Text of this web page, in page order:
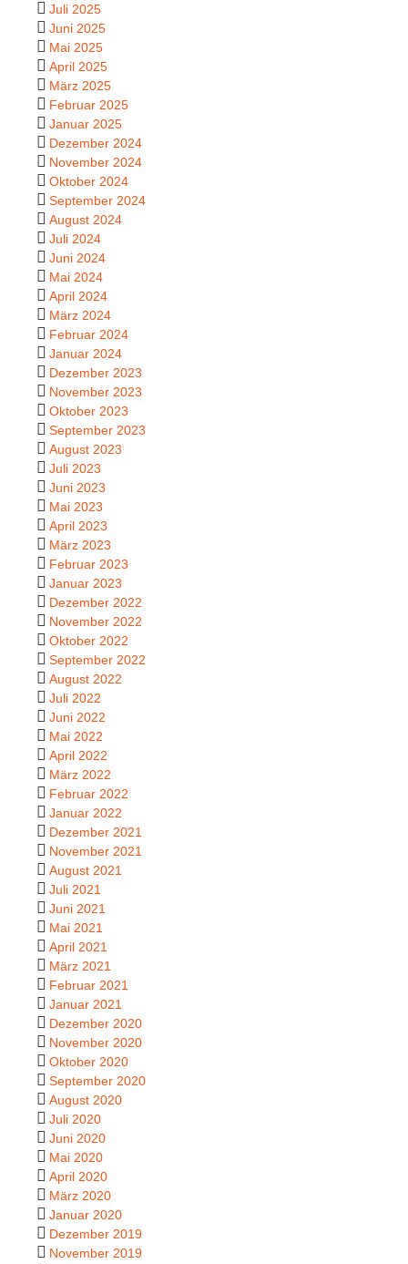
Juli 2025
Juni 2025
Mai 2025
April 2025
März 2025
Februar 2025
Januar 2025
Dezember 2024
November 2024
Oktober 2024
September 2024
August 2024
Juli 2024
Juni 2024
Mai 2024
April 2024
März 2024
Februar 2024
Januar 2024
Dezember 2023
November 2023
Oktober 2023
September 2023
August 2023
Juli 2023
Juni 2023
Mai 2023
April 2023
März 2023
Februar 2023
Januar 2023
Dezember 2022
November 2022
Oktober 2022
September 2022
August 2022
Juli 2022
Juni 2022
Mai 2022
April 2022
März 2022
Februar 2022
Januar 2022
Dezember 2021
November 2021
August 2021
Juli 2021
Juni 2021
Mai 2021
April 2021
März 2021
Februar 2021
Januar 2021
Dezember 2020
November 2020
Oktober 2020
September 2020
August 2020
Juli 2020
Juni 2020
Mai 2020
April 2020
März 2020
Januar 2020
Dezember 2019
November 2019